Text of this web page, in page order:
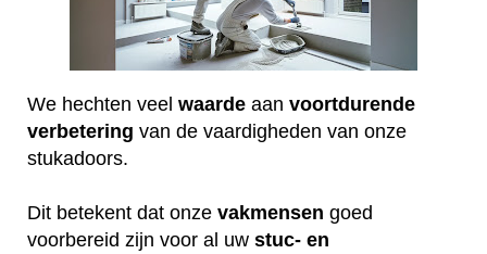
We hechten veel waarde aan voortdurende
verbetering van de vaardigheden van onze
stukadoors.
Dit betekent dat onze vakmensen goed
voorbereid zijn voor al uw stuc- en